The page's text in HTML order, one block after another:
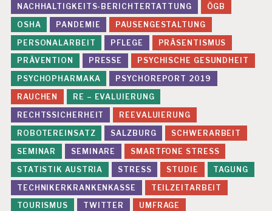
NACHHALTIGKEITS-BERICHTERTATTUNG
ÖGB
OSHA
PANDEMIE
PAUSENGESTALTUNG
PERSONALARBEIT
PFLEGE
PRÄSENTISMUS
PRÄVENTION
PRESSE
PSYCHISCHE GESUNDHEIT
PSYCHOPHARMAKA
PSYCHOREPORT 2019
RAUCHEN
RE – EVALUIERUNG
RECHTSSICHERHEIT
REEVALUIERUNG
ROBOTEREINSATZ
SALZBURG
SCHWERARBEIT
SEMINAR
SEMINARE
SMARTFONE STRESS
STATISTIK AUSTRIA
STRESS STUDIE
TAGUNG
TECHNIKERKRANKENKASSE
TEILZEITARBEIT
TOURISMUS
TWITTER
UMFRAGE